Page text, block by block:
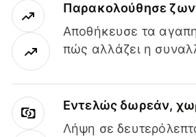
Παρακολούθησε
Αποθήκευσε τα
πώς αλλάζει η
Εντελώς δωρεάν,
Λήψη σε